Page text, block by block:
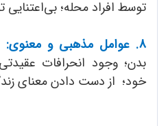
توسط افراد محله؛ بی‌اعتنایی
8. عوامل مذهبی و معنوی:
بدن؛ وجود انحرافات
خود؛ از دست دادن معنای